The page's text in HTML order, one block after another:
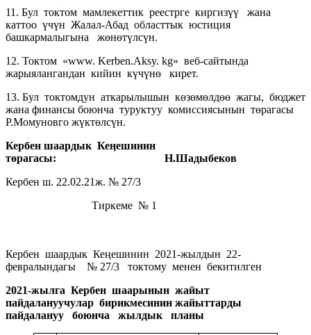
11. Бул токтом мамлекеттик реестрге киргизүү жана
каттоо үчүн Жалал-Абад областтык юстиция
башкармалыгына жөнөтүлсүн.
12. Токтом «www. Kerben.Aksy. kg» веб-сайтында
жарыялангандан кийин күчүнө кирет.
13. Бул токтомдун аткарылышын көзөмөлдөө жагы, бюджет
жана финансы боюнча туруктуу комиссиясынын төрагасы
Р.Момуновго жүктөлсүн.
Кербен шаардык Кеӊешинин
төрагасы: Н.Шадыбеков
Кербен ш. 22.02.21ж. № 27/3
Тиркеме № 1
Кербен шаардык Кеңешинин 2021-жылдын 22-
февралындагы № 27/3
токтому менен бекитилген
2021-жылга Кербен шаарынын жайыт
пайдалануучулар бирикмесинин жайыттарды
пайдалануу боюнча жылдык планы